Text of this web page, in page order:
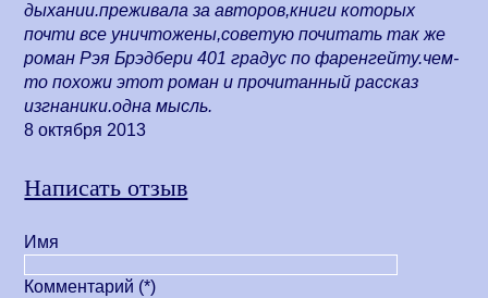
дыхании.преживала за авторов,книги которых
почти все уничтожены,советую почитать так же
роман Рэя Брэдбери 401 градус по фаренгейту.чем-
то похожи этот роман и прочитанный рассказ
изгнаники.одна мысль.
8 октября 2013
Написать отзыв
Имя
Комментарий (*)